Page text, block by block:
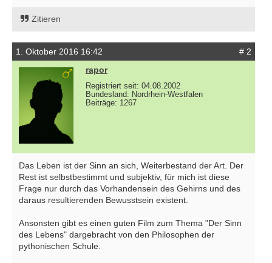
Zitieren
1. Oktober 2016 16:42
# 2
rapor
Registriert seit: 04.08.2002
Bundesland: Nordrhein-Westfalen
Beiträge: 1267
Das Leben ist der Sinn an sich, Weiterbestand der Art. Der
Rest ist selbstbestimmt und subjektiv, für mich ist diese
Frage nur durch das Vorhandensein des Gehirns und des
daraus resultierenden Bewusstsein existent.
Ansonsten gibt es einen guten Film zum Thema "Der Sinn
des Lebens" dargebracht von den Philosophen der
pythonischen Schule.